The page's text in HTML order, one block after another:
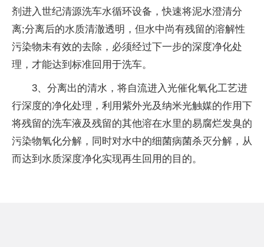
剂进入世纪清源洗车水循环设备，快速将泥水澄清分
离;分离后的水质清澈透明，但水中尚有残留的溶解性
污染物未有效的去除，必须经过下一步的深度净化处
理，才能达到标准回用于洗车。
3、分离出的清水，将自流进入光催化氧化工艺进
行深度的净化处理，利用紫外光及纳米光触媒的作用下
将残留的洗车液及残留的其他溶在水里的易腐烂发臭的
污染物氧化分解，同时对水中的细菌病菌杀灭分解，从
而达到水质深度净化实现再生回用的目的。